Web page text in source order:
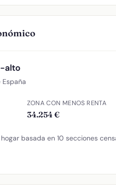
alto
ZONA CON MENOS RENTA
34.254 €
basada en 10 secciones